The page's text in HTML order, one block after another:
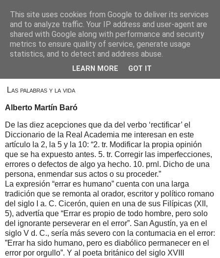
Alberto Martín Baró
22 de noviembre de 2020
Las palabras y la vida
Alberto Martín Baró
De las diez acepciones que da del verbo ‘rectificar’ el
Diccionario de la Real Academia me interesan en este
artículo la 2, la 5 y la 10: “2. tr. Modificar la propia opinión
que se ha expuesto antes. 5. tr. Corregir las imperfecciones,
errores o defectos de algo ya hecho. 10. prnl. Dicho de una
persona, enmendar sus actos o su proceder.”
La expresión “errar es humano” cuenta con una larga
tradición que se remonta al orador, escritor y político romano
del siglo I a. C. Cicerón, quien en una de sus Filípicas (XII,
5), advertía que “Errar es propio de todo hombre, pero solo
del ignorante perseverar en el error”. San Agustín, ya en el
siglo V d. C., sería más severo con la contumacia en el error:
”Errar ha sido humano, pero es diabólico permanecer en el
error por orgullo”. Y al poeta británico del siglo XVIII
This site uses cookies from Google to deliver its services
and to analyze traffic. Your IP address and user-agent are
shared with Google along with performance and security
metrics to ensure quality of service, generate usage
statistics, and to detect and address abuse.
LEARN MORE GOT IT